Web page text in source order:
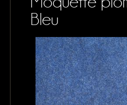
MON PANIER
Bleu